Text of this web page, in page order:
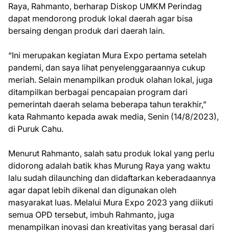
Raya, Rahmanto, berharap Diskop UMKM Perindag
dapat mendorong produk lokal daerah agar bisa
bersaing dengan produk dari daerah lain.
“Ini merupakan kegiatan Mura Expo pertama setelah
pandemi, dan saya lihat penyelenggaraannya cukup
meriah. Selain menampilkan produk olahan lokal, juga
ditampilkan berbagai pencapaian program dari
pemerintah daerah selama beberapa tahun terakhir,”
kata Rahmanto kepada awak media, Senin (14/8/2023),
di Puruk Cahu.
Menurut Rahmanto, salah satu produk lokal yang perlu
didorong adalah batik khas Murung Raya yang waktu
lalu sudah dilaunching dan didaftarkan keberadaannya
agar dapat lebih dikenal dan digunakan oleh
masyarakat luas. Melalui Mura Expo 2023 yang diikuti
semua OPD tersebut, imbuh Rahmanto, juga
menampilkan inovasi dan kreativitas yang berasal dari